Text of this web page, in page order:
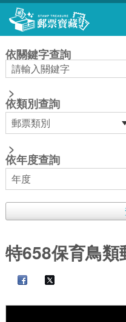
跳到主要內容區塊
依關鍵字查詢
>
依類別查詢
>
依年度查詢
特658保育鳥